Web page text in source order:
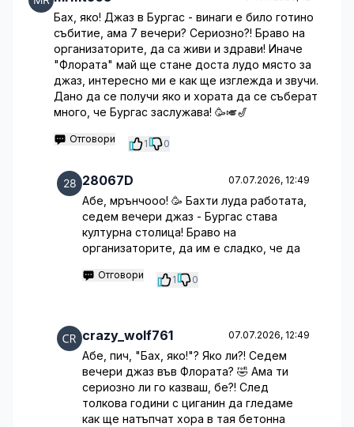
Бах, яко! Джаз в Бургас - винаги е било готино
събитие, ама 7 вечери? Сериозно?! Браво на
организаторите, да са живи и здрави! Иначе
"Флората" май ще стане доста лудо място за
джаз, интересно ми е как ще изглежда и звучи.
Дано да се получи яко и хората да се съберат
много, че Бургас заслужава! 🥳🎺🎷
Отговори 1 0
28067D 07.07.2026, 12:49
Абе, мрънчооо! 🥳 Бахти луда работата,
седем вечери джаз - Бургас става
културна столица! Браво на
организаторите, да им е сладко, че да
Отговори 1 0
crazy_wolf761 07.07.2026, 12:49
Абе, пич, "Бах, яко!"? Яко ли?! Седем
вечери джаз във Флората? 🤣 Ама ти
сериозно ли го казваш, бе?! След
толкова години с циганин да гледаме
как ще натъпчат хора в тая бетонна